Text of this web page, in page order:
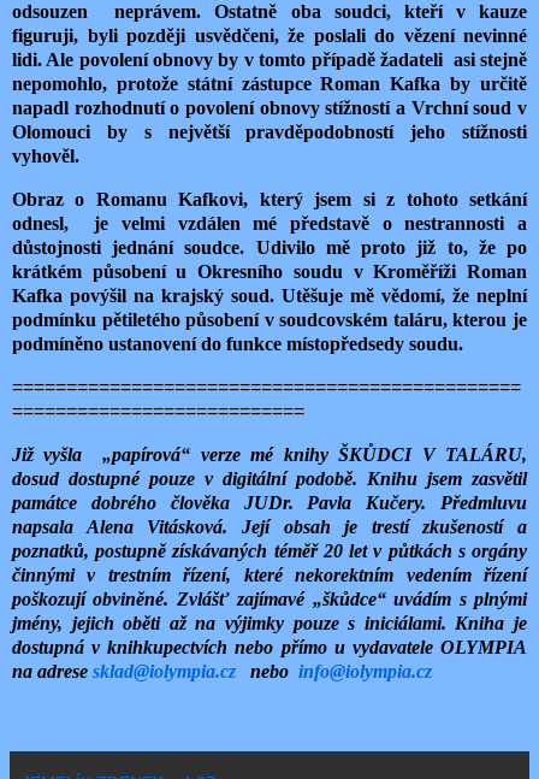
odsouzen neprávem. Ostatně oba soudci, kteří v kauze
figuruji, byli později usvědčeni, že poslali do vězení nevinné
lidi. Ale povolení obnovy by v tomto případě žadateli asi stejně
nepomohlo, protože státní zástupce Roman Kafka by určitě
napadl rozhodnutí o povolení obnovy stížností a Vrchní soud v
Olomouci by s největší pravděpodobností jeho stížnosti
vyhověl.
Obraz o Romanu Kafkovi, který jsem si z tohoto setkání
odnesl, je velmi vzdálen mé představě o nestrannosti a
důstojnosti jednání soudce. Udivilo mě proto již to, že po
krátkém působení u Okresního soudu v Kroměříži Roman
Kafka povýšil na krajský soud. Utěšuje mě vědomí, že neplní
podmínku pětiletého působení v soudcovském taláru, kterou je
podmíněno ustanovení do funkce místopředsedy soudu.
===============================================
===========================
Již vyšla „papírová“ verze mé knihy ŠKŮDCI V TALÁRU,
dosud dostupné pouze v digitální podobě. Knihu jsem zasvětil
památce dobrého člověka JUDr. Pavla Kučery. Předmluvu
napsala Alena Vitásková. Její obsah je trestí zkušeností a
poznatků, postupně získávaných téměř 20 let v půtkách s orgány
činnými v trestním řízení, které nekorektním vedením řízení
poškozují obviněné. Zvlášť zajímavé „škůdce“ uvádím s plnými
jmény, jejich oběti až na výjimky pouze s iniciálami. Kniha je
dostupná v knihkupectvích nebo přímo u vydavatele OLYMPIA
na adrese sklad@iolympia.cz nebo info@iolympia.cz